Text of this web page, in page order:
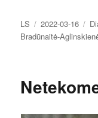
Autorius
LS Paskelbta
2022-03-16
Bradūnaitė-